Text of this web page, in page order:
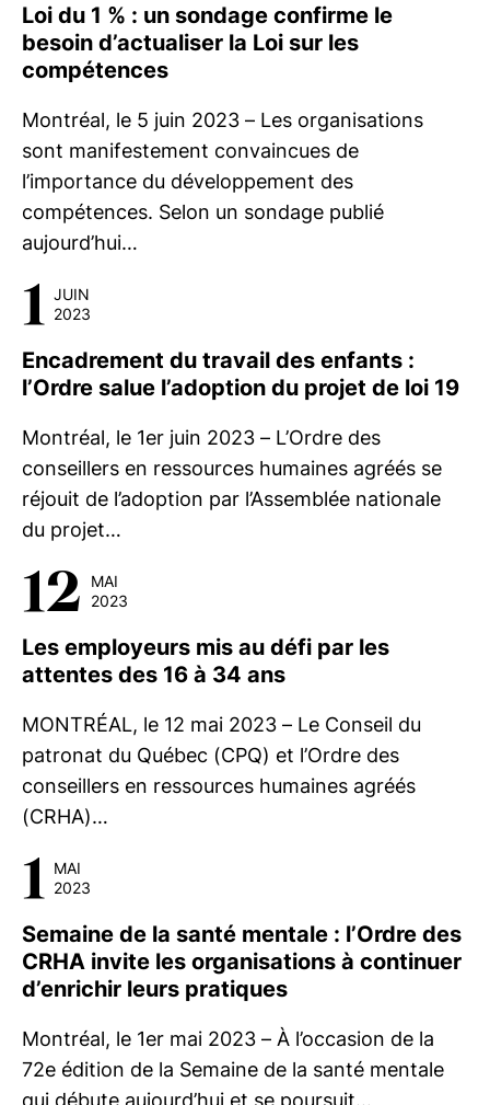
Loi du 1 % : un sondage confirme le
besoin d’actualiser la Loi sur les
compétences
Montréal, le 5 juin 2023 – Les organisations
sont manifestement convaincues de
l’importance du développement des
compétences. Selon un sondage publié
aujourd’hui…
1
JUIN
2023
Encadrement du travail des enfants :
l’Ordre salue l’adoption du projet de loi 19
Montréal, le 1er juin 2023 – L’Ordre des
conseillers en ressources humaines agréés se
réjouit de l’adoption par l’Assemblée nationale
du projet…
12
MAI
2023
Les employeurs mis au défi par les
attentes des 16 à 34 ans
MONTRÉAL, le 12 mai 2023 – Le Conseil du
patronat du Québec (CPQ) et l’Ordre des
conseillers en ressources humaines agréés
(CRHA)…
1
MAI
2023
Semaine de la santé mentale : l’Ordre des
CRHA invite les organisations à continuer
d’enrichir leurs pratiques
Montréal, le 1er mai 2023 – À l’occasion de la
72e édition de la Semaine de la santé mentale
qui débute aujourd’hui et se poursuit…